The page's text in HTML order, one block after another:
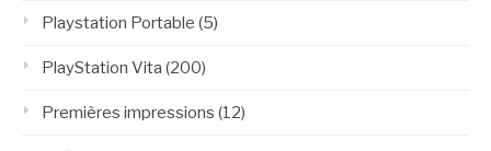
Playstation Portable (5)
PlayStation Vita (200)
Premières impressions (12)